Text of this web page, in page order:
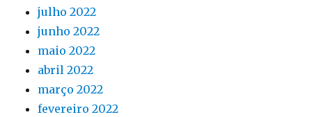
julho 2022
junho 2022
maio 2022
abril 2022
março 2022
fevereiro 2022